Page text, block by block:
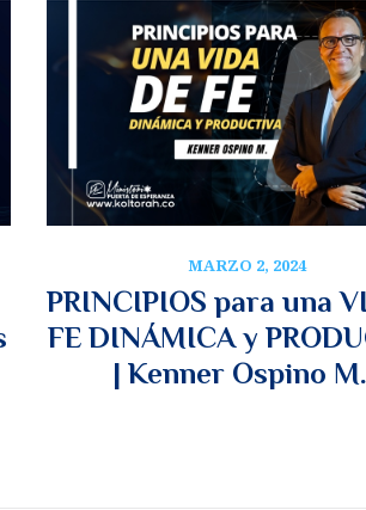
MARZO 2, 2024
PRINCIPIOS para una
FE DINÁMICA y
| Kenner Ospino